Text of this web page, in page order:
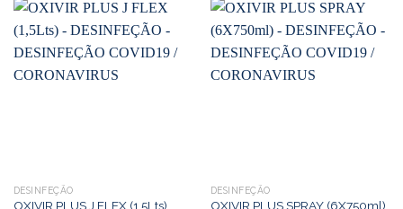
DESINFEÇÃO
OXIVIR PLUS J FLEX (1,5Lts)
DESINFEÇÃO
OXIVIR PLUS SPRAY (6X750ml)